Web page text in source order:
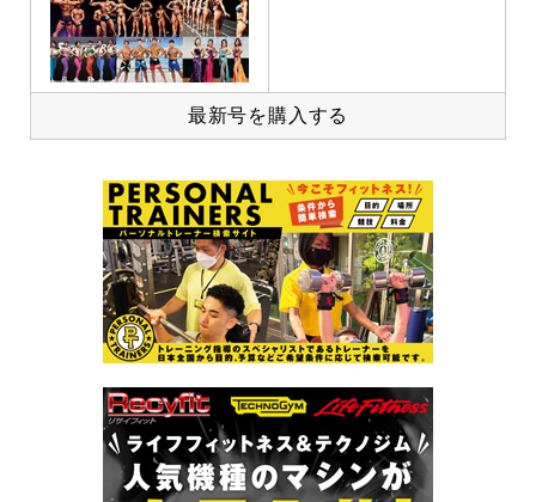
最新号を購入する